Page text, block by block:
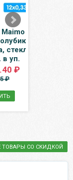
стекло,
в уп.
₽
₽
ТОВАРЫ СО СКИДКОЙ